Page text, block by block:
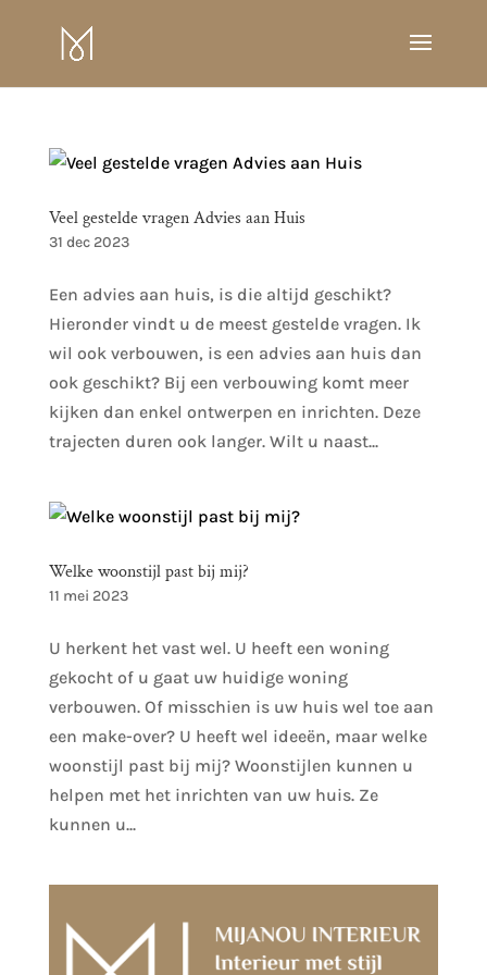
Veel gestelde vragen Advies aan Huis
31 dec 2023
Een advies aan huis, is die altijd geschikt?
Hieronder vindt u de meest gestelde vragen. Ik
wil ook verbouwen, is een advies aan huis dan
ook geschikt? Bij een verbouwing komt meer
kijken dan enkel ontwerpen en inrichten. Deze
trajecten duren ook langer. Wilt u naast...
Welke woonstijl past bij mij?
11 mei 2023
U herkent het vast wel. U heeft een woning
gekocht of u gaat uw huidige woning
verbouwen. Of misschien is uw huis wel toe aan
een make-over? U heeft wel ideeën, maar welke
woonstijl past bij mij? Woonstijlen kunnen u
helpen met het inrichten van uw huis. Ze
kunnen u...